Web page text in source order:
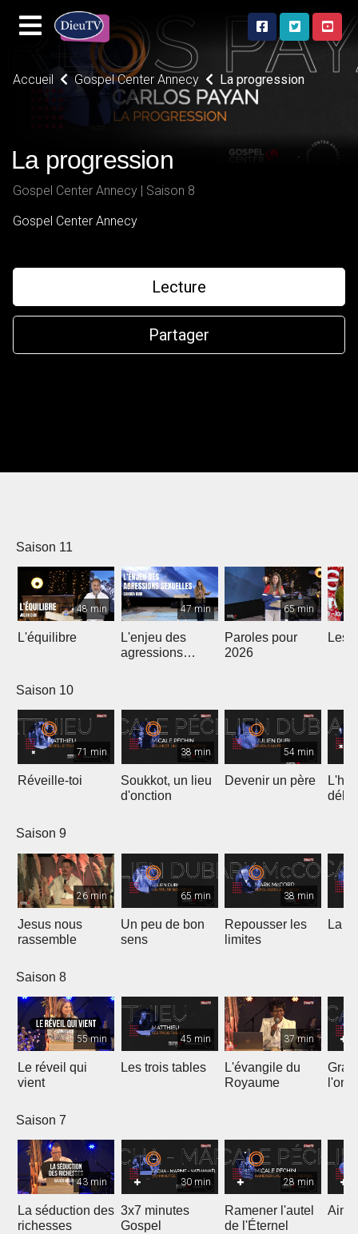
Accueil Gospel Center Annecy La progression
La progression
Gospel Center Annecy | Saison 8
Gospel Center Annecy
Lecture
Partager
Saison 11
48 min
L'équilibre
47 min
L'enjeu des
agressions
65 min
Paroles pour
2026
Les
Saison 10
71 min
Réveille-toi
38 min
Soukkot, un lieu
d'onction
54 min
Devenir un père
Saison 9
26 min
Jesus nous
rassemble
65 min
Un peu de bon
sens
38 min
Repousser les
limites
La
Saison 8
55 min
Le réveil qui
vient
45 min
Les trois tables
37 min
L'évangile du
Royaume
Saison 7
43 min
La séduction des
richesses
30 min
3x7 minutes
Gospel
28 min
Ramener l'autel
de l'Éternel